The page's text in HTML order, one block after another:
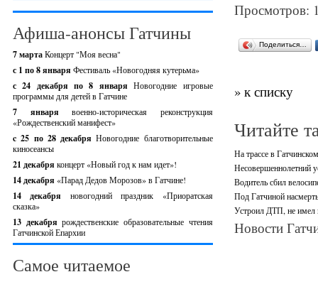
Афиша-анонсы Гатчины
7 мартаКонцерт "Моя весна"
с 1 по 8 января Фестиваль «Новогодняя кутерьма»
с 24 декабря по 8 январяНовогодние игровые
программы для детей в Гатчине
7 январявоенно-историческая реконструкция
«Рождественский манифест»
c 25 по 28 декабряНовогодние благотворительные
киносеансы
21 декабря концерт «Новый год к нам идет»!
14 декабря «Парад Дедов Морозов» в Гатчине!
14 декабря новогодний праздник «Приоратская
сказка»
13 декабрярождественские образовательные чтения
Гатчинской Епархии
Самое читаемое
Просмотров:
Поделиться…
» к списку
Читайте
На трассе в
Несовершеннолетний
Водитель сбил
Под Гатчиной
Устроил ДТП, не имел
Новости